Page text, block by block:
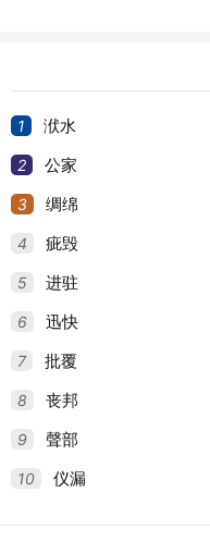
1 洑水
2 公家
3 绸绵
4 疵毁
5 进驻
6 迅快
7 批覆
8 丧邦
9 聲部
10 仪漏